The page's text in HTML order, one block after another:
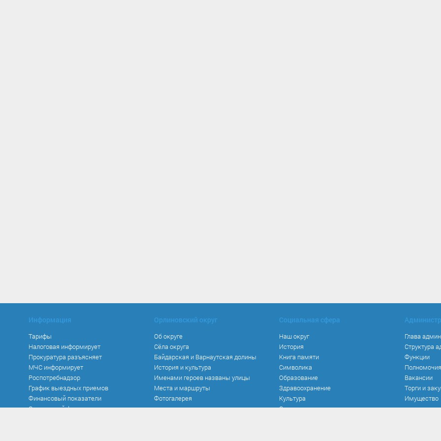
Информация
Тарифы
Налоговая информирует
Прокуратура разъясняет
МЧС информирует
Роспотребнадзор
График выездных приемов
Финансовый показатели
Социальный фонд
Орлиновский округ
Об округе
Сёла округа
Байдарская и Варнаутская долины
История и культура
Именами героев названы улицы
Места и маршруты
Фотогалерея
Социальная сфера
Наш округ
История
Книга памяти
Символика
Образование
Здравоохранение
Культура
Спорт
Глава
Структура
Функции
Полномочия
Вакансии
Торги и
Имущество